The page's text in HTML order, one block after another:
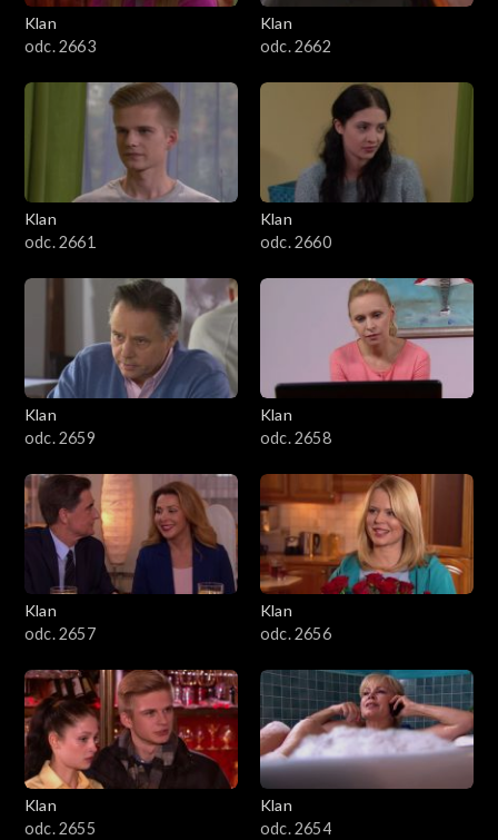
Klan
odc. 2663
Klan
odc. 2662
Klan
odc. 2661
Klan
odc. 2660
Klan
odc. 2659
Klan
odc. 2658
Klan
odc. 2657
Klan
odc. 2656
Klan
odc. 2655
Klan
odc. 2654